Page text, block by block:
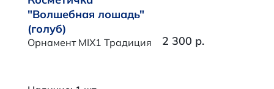
"Волшебная лошадь"
(голуб)
Орнамент MIX1 Традиция 2 300 р.